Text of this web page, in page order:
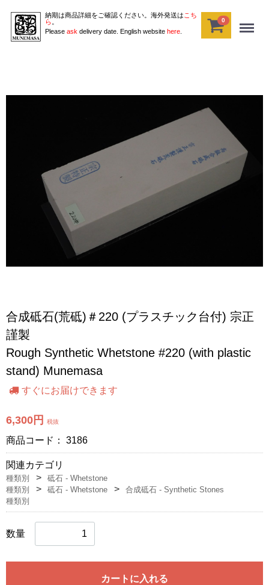
納期は商品詳細をご確認ください。海外発送は こち
ら 。
Please ask delivery date. English website here
0 Menu
合成砥石(荒砥)＃220 (プラスチック台付) 宗正
謹製
Rough Synthetic Whetstone #220 (with plastic
stand) Munemasa
すぐにお届けできます
6,300円 税抜
商品コード： 3186
関連カテゴリ
種類別
砥石 - Whetstone
種類別
砥石 - Whetstone
合成砥石 - Synthetic Stones
種類別
数量
カートに入れる